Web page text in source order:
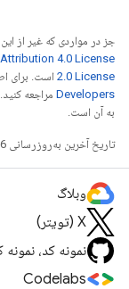
جز در مواردی که غیر از
4.0 License
2.0 License است. برای
Developers‏
به آن است.
تاریخ آخرین به‌روزرسانی 2026-05-19 به‌وقت ساعت هماهنگ جهانی.
وبلاگ
X (تویتر)
نمونه کد، نمونه
Codelabs